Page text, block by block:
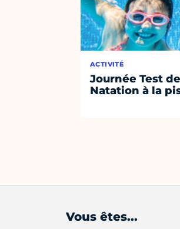
ACTIVITÉ
Journée Test
Natation à la
Vous êtes...